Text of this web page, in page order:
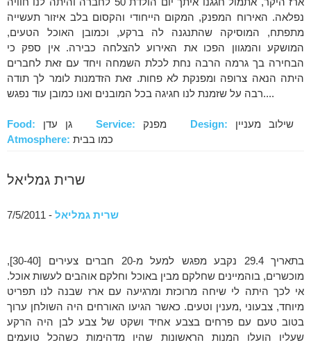
נפלאה. האירוח המפנק, המקום הייחודי והקסום בלב איזור תעשייה
מתפתח, המוסיקה שהתנגנה לה ברקע, וכמובן האוכל הטעים,
המושקע והמגוון הפכו את האירוע להצלחה כבירה. אין ספק כי
הבחירה בך גרמה הרבה נחת לכלת השמחה ויחד עם זאת לחברים
היתה הנאה צרופה ומפנקת לא פחות. זאת הזדמנות לומר לך תודה
רבה על שזמנת לנו חגיגה בכל המובנים ואנו כמובן עוד נפגש....
Food: Service: Design:
שילוב מעניין
Atmosphere: כמו בבית
שרית גמליאל
שרית גמליאל - 7/5/2011
בתאריך 29.4 נקבע מפגש למעל מ-20 חברים צעירים [30-40],
מוכשרים, בוהמיינים שחלקם מבין באוכל וחלקם אוהבים לעשות אוכל.
אי לכך היתה לי שיחה מרוכזת ומרגיעה עם ארז שבנה לנו תפריט
מיוחד, צבעוני ,מענין וטעים. כאשר הגיעו האורחים היה השולחן ערוך
בטוב טעם עם פרחים בצבע אחיד ושקט של צבע לבן היה הרקע
שעליו הועלו המנות הראשונות שהיו מדהימות כשהכל טועמים